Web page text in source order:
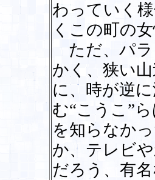
わっていく
くこの町の
ただ、パラ
かく、狭い
に、時が逆
む“こうこ”
を知らなか
か、テレビ
だろう、有